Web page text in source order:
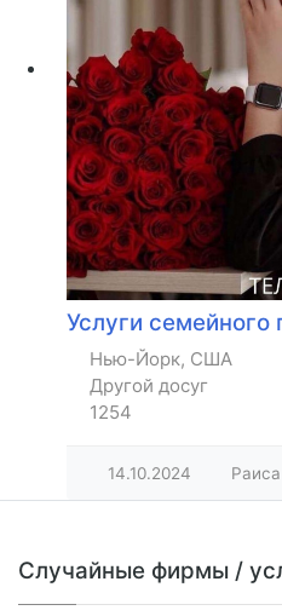
Услуги семейного
Нью-Йорк, США
Другой досуг
1254
14.10.2024 Раиса
Случайные фирмы /